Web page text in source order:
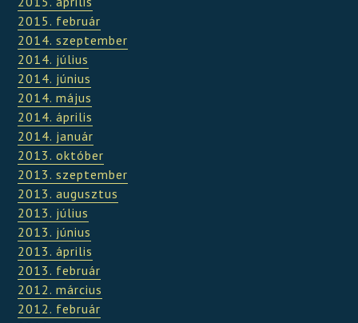
2015. február
2014. szeptember
2014. július
2014. június
2014. május
2014. április
2014. január
2013. október
2013. szeptember
2013. augusztus
2013. július
2013. június
2013. április
2013. február
2012. március
2012. február